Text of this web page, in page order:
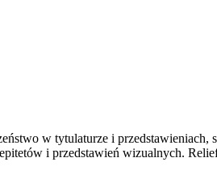
w tytulaturze i przedstawieniach,
epitetów i przedstawień wizualnych.